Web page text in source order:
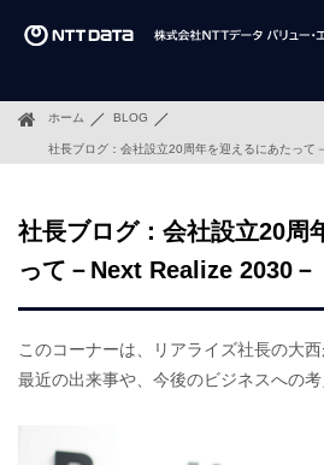
ホーム BLOG
社長ブログ：会社設立20周年を迎えるにあたって
社長ブログ：会社設立20周
って－Next Realize 2030－
このコーナーは、リアライズ社長の大西
最近の出来事や、今後のビジネスへの考